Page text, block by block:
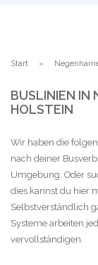
Start
BUSLINIEN IN
HOLSTEIN
Wir haben die
nach deiner
Umgebung. Oder
dies kannst du hier
Selbstverständlich
Systeme arbeiten
vervollständigen.